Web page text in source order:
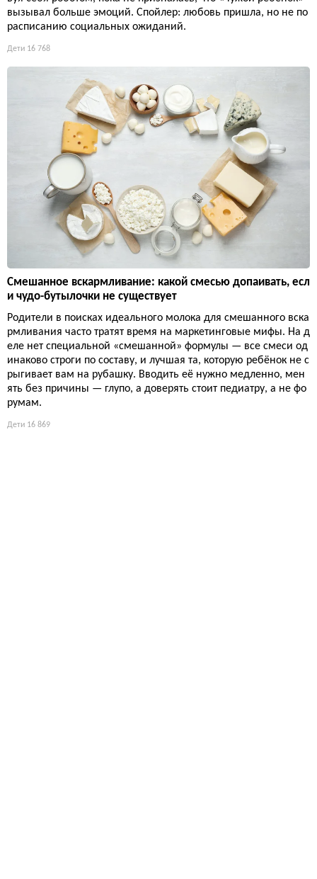
вызывал больше эмоций. Спойлер: любовь пришла, но не по
расписанию социальных ожиданий.
Дети 16 768
Смешанное вскармливание: какой смесью допаивать, есл
и чудо-бутылочки не существует
Родители в поисках идеального молока для смешанного вска
рмливания часто тратят время на маркетинговые мифы. На д
еле нет специальной «смешанной» формулы — все смеси од
инаково строги по составу, и лучшая та, которую ребёнок не с
рыгивает вам на рубашку. Вводить её нужно медленно, мен
ять без причины — глупо, а доверять стоит педиатру, а не фо
румам.
Дети 16 869